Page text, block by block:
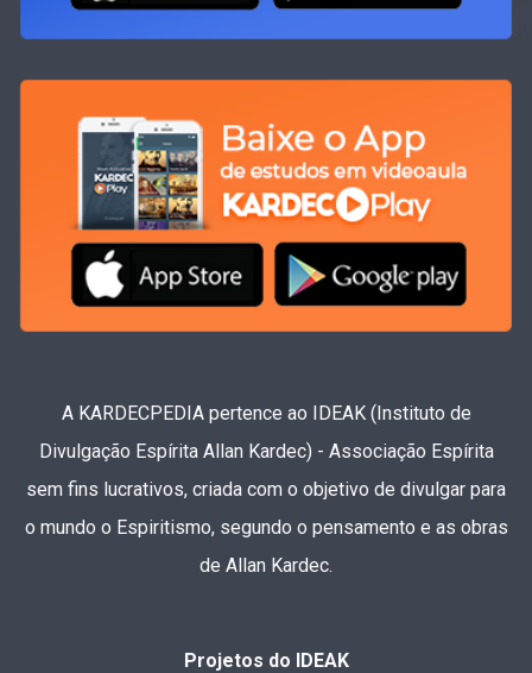
A KARDECPEDIA pertence ao IDEAK (Instituto de
Divulgação Espírita Allan Kardec) - Associação Espírita
sem fins lucrativos, criada com o objetivo de divulgar para
o mundo o Espiritismo, segundo o pensamento e as obras
de Allan Kardec.
Projetos do IDEAK